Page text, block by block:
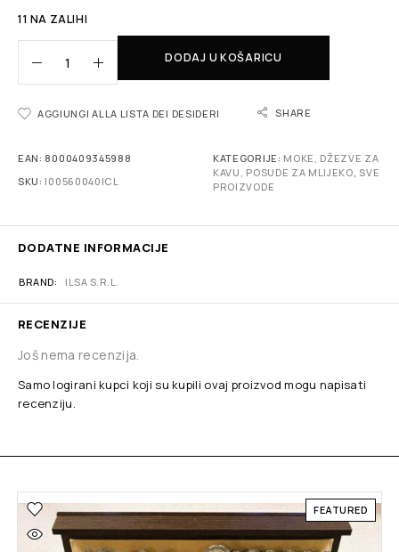
11 NA ZALIHI
DODAJ U KOŠARICU
AGGIUNGI ALLA LISTA DEI DESIDERI SHARE
EAN: 8000409345988
SKU: I00560040ICL
KATEGORIJE: MOKE, DŽEZVE ZA
KAVU, POSUDE ZA MLIJEKO, SVE
PROIZVODE
DODATNE INFORMACIJE
BRAND ILSA S.R.L.
RECENZIJE
Još nema recenzija.
Samo logirani kupci koji su kupili ovaj proizvod mogu napisati
recenziju.
FEATURED